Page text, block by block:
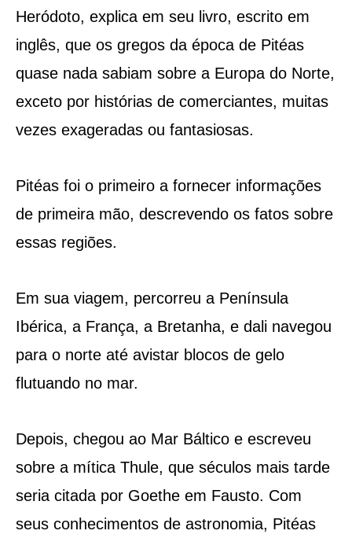
Heródoto, explica em seu livro, escrito em
inglês, que os gregos da época de Pitéas
quase nada sabiam sobre a Europa do Norte,
exceto por histórias de comerciantes, muitas
vezes exageradas ou fantasiosas.
Pitéas foi o primeiro a fornecer informações
de primeira mão, descrevendo os fatos sobre
essas regiões.
Em sua viagem, percorreu a Península
Ibérica, a França, a Bretanha, e dali navegou
para o norte até avistar blocos de gelo
flutuando no mar.
Depois, chegou ao Mar Báltico e escreveu
sobre a mítica Thule, que séculos mais tarde
seria citada por Goethe em Fausto. Com
seus conhecimentos de astronomia, Pitéas